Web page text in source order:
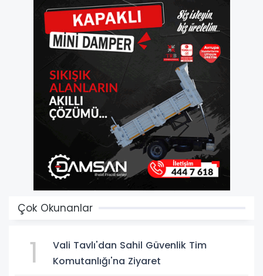
Çok Okunanlar
1
Vali Tavlı'dan Sahil Güvenlik Tim
Komutanlığı'na Ziyaret